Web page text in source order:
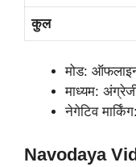
कुल
मोड:
माध्यम:
नेगेटिव
Navodaya